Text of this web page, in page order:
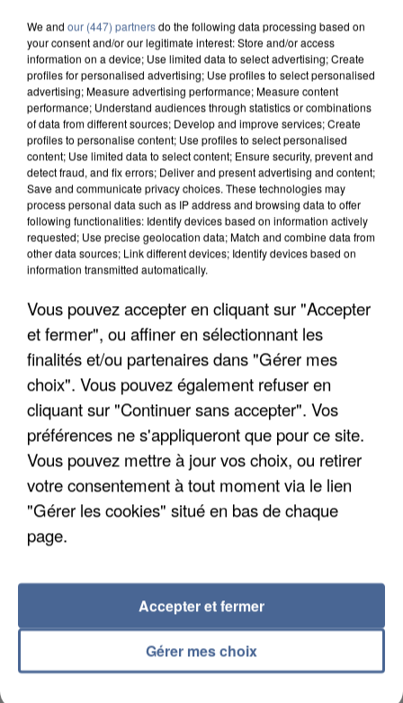
APRÈS TOUTES CES CANICULES, LES REFUGES
DE FAUNE SAUVAGE SONT...
L’UN DES FONDATEURS SUPPOSÉS DE LA DZ
MAFIA INTERPELLÉ EN ALGÉRIE
We and our (447) partnersdo the following data processing based on
your consent and/or our legitimate interest: Store and/or access
information on a device; Use limited data to select advertising; Create
profiles for personalised advertising; Use profiles to select personalised
advertising; Measure advertising performance; Measure content
performance; Understand audiences through statistics or combinations
of data from different sources; Develop and improve services; Create
profiles to personalise content; Use profiles to select personalised
content; Use limited data to select content; Ensure security, prevent and
detect fraud, and fix errors; Deliver and present advertising and content;
Save and communicate privacy choices. These technologies may
process personal data such as IP address and browsing data to offer
following functionalities: Identify devices based on information actively
requested; Use precise geolocation data; Match and combine data from
other data sources; Link different devices; Identify devices based on
information transmitted automatically.
Vous pouvez accepter en cliquant sur "Accepter
et fermer", ou affiner en sélectionnant les
finalités et/ou partenaires dans "Gérer mes
choix". Vous pouvez également refuser en
cliquant sur "Continuer sans accepter". Vos
préférences ne s'appliqueront que pour ce site.
Vous pouvez mettre à jour vos choix, ou retirer
votre consentement à tout moment via le lien
"Gérer les cookies" situé en bas de chaque
page.
Gérer mes choix
Accepter et fermer